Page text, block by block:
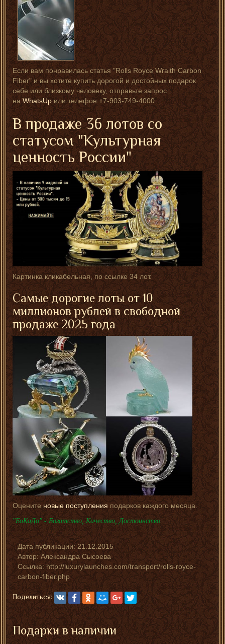
Если вам понравилась статья "Rolls Royce Wraith Carbon
Fiber" и вы хотите купить дорогой и достойных подарок
себе или близкому человеку, отправьте запрос
наWhatsUpили телефон +7-903-749-4000.
В продаже 36 лотов со
статусом "Культурная
ценность России"
Картинка кликабельная, по ссылке 34 лот.
Самые дорогие лоты от 10
миллионов рублей в свободной
продаже 2025 года
Оцените новые поступления подарков каждого месяца.
"БоКаДо" - Богатство, Качество, Достоинство.
Дата публикации:21.12.2015
Автор:Александра Сысоева
Ссылка: http://luxurylaunches.com/transport/rolls-royce-
carbon-fiber.php
Поделиться:
Подарки в наличии